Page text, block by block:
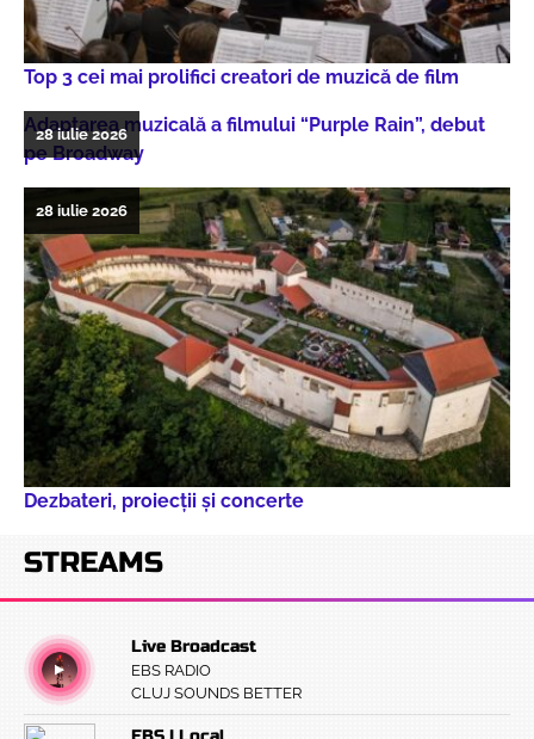
Top 3 cei mai prolifici creatori de muzică de film
Adaptarea muzicală a filmului “Purple Rain”, debut
pe Broadway
28 iulie 2026
Dezbateri, proiecţii şi concerte
28 iulie 2026
STREAMS
Live Broadcast
EBS RADIO
CLUJ SOUNDS BETTER